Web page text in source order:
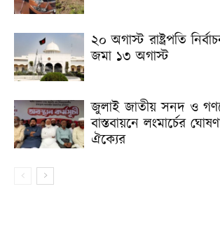
২০ অগাস্ট রাষ্ট্রপতি
জমা ১৩ অগাস্ট
জুলাই জাতীয় সনদ ও
বাস্তবায়নে লংমার্চের
ঐক্যের